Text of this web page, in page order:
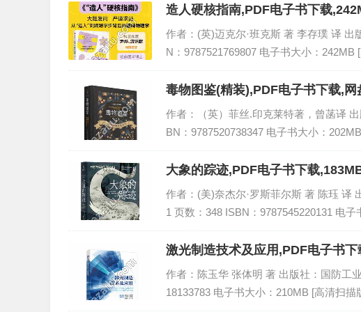
造人硬核指南,PDF电子书下载
作者：(英)迈克尔·班克斯 著 李存璞 译
N：9787521769807 电子书大小：242MB
毒物图鉴(精装),PDF电子书下载,网
作者：（英）菲丝.印克莱特著，曾菡译
BN：9787520738347 电子书大小：
大象的踪迹,PDF电子书下载
作者：(美)奈杰尔·罗斯菲尔斯 著 陈珏 译
1 页数：348 ISBN：9787545220131 电
激光制造技术及应用,PDF电子书
作者：陈玉华 张体明 著 出版社：国防工
18133783 电子书大小：210MB [高清扫描